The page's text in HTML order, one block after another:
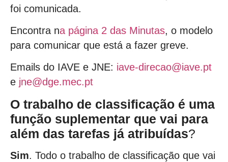
foi comunicada.
Encontra na página 2 das Minutas, o modelo
para comunicar que está a fazer greve.
Emails do IAVE e JNE: iave-direcao@iave.pt
e jne@dge.mec.pt
O trabalho de classificação é uma
função suplementar que vai para
além das tarefas já atribuídas?
Sim. Todo o trabalho de classificação que vai